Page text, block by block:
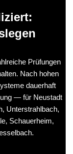
Prüfungen
Nach hohen
dauerhaft
— für Neustadt
Unterstrahlbach,
Schauerheim,